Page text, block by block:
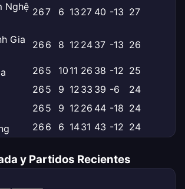
Nghệ 267 6 13 27 40 -13 27
Gia
26 6 8 12 24 37 -13 26
26 5 10 11 26 38 -12 25
26 5 9 12 33 39 -6
24
26 5 9 12 26 44 -18 24
26 6 6 1431 43 -12 24
y Partidos Recientes